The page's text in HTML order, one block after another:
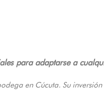
para adaptarse a
en Cúcuta. Su